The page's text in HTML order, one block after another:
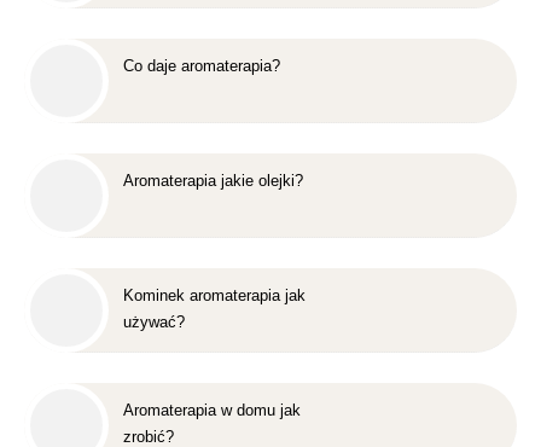
Co daje aromaterapia?
Aromaterapia jakie olejki?
Kominek aromaterapia jak
używać?
Aromaterapia w domu jak
zrobić?